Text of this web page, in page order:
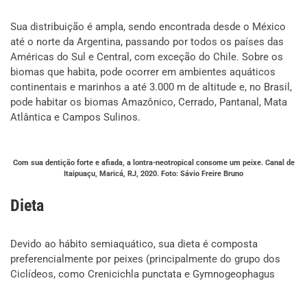
Sua distribuição é ampla, sendo encontrada desde o México
até o norte da Argentina, passando por todos os países das
Américas do Sul e Central, com exceção do Chile. Sobre os
biomas que habita, pode ocorrer em ambientes aquáticos
continentais e marinhos a até 3.000 m de altitude e, no Brasil,
pode habitar os biomas Amazônico, Cerrado, Pantanal, Mata
Atlântica e Campos Sulinos.
Com sua dentição forte e afiada, a lontra-neotropical consome um peixe. Canal de
Itaipuaçu, Maricá, RJ, 2020. Foto: Sávio Freire Bruno
Dieta
Devido ao hábito semiaquático, sua dieta é composta
preferencialmente por peixes (principalmente do grupo dos
Ciclídeos, como Crenicichla punctata e Gymnogeophagus